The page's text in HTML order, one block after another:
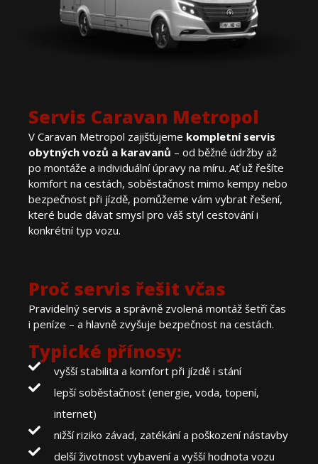
Servis Caravan Metropol
V Caravan Metropol zajišťujeme kompletní servis
obytných vozů a karavanů – od běžné údržby až
po montáže a individuální úpravy na míru. Ať už řešíte
komfort na cestách, soběstačnost mimo kempy nebo
bezpečnost při jízdě, pomůžeme vám vybrat řešení,
které bude dávat smysl pro váš styl cestování i
konkrétní typ vozu.
Proč servis řešit včas
Pravidelný servis a správně zvolená montáž šetří čas
i peníze – a hlavně zvyšuje bezpečnost na cestách.
Typické přínosy:
vyšší stabilita a komfort při jízdě i stání
lepší soběstačnost (energie, voda, topení,
internet)
nižší riziko závad, zatékání a poškození nástavby
delší životnost vybavení a vyšší hodnota vozu